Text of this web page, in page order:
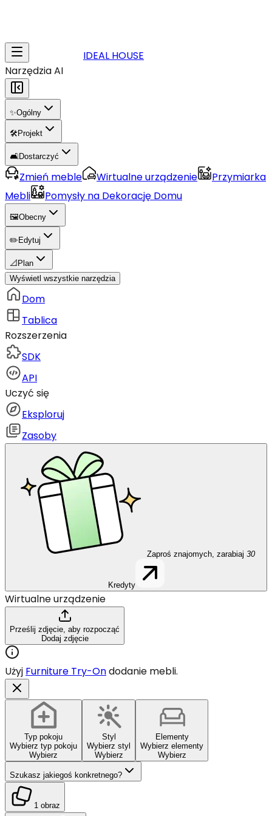
IDEAL HOUSE
Narzędzia AI
✨Ogólny
🛠️Projekt
🛋️Dostarczyć
Zmień meble Wirtualne urządzenie
Przymiarka
Mebli
Pomysły na Dekorację Domu
🖼️Obecny
✏️ Edytuj
📐 Plan
Wyświetl wszystkie narzędzia
Dom
Tablica
Rozszerzenia
SDK
API
Uczyć się
Eksploruj
Zasoby
Zaproś znajomych, zarabiaj 30
Kredyty
Wirtualne urządzenie
Prześlij zdjęcie, aby rozpocząć
Dodaj zdjęcie
Użyj Furniture Try-Ondodanie mebli.
Typ pokoju
Wybierz typ pokoju
Wybierz
Styl
Wybierz styl
Wybierz
Elementy
Wybierz elementy
Wybierz
Szukasz jakiegoś konkretnego?
1 obraz